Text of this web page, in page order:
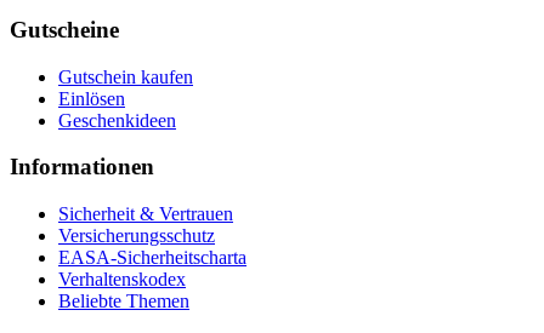
Gutscheine
Gutschein kaufen
Einlösen
Geschenkideen
Informationen
Sicherheit & Vertrauen
Versicherungsschutz
EASA-Sicherheitscharta
Verhaltenskodex
Beliebte Themen